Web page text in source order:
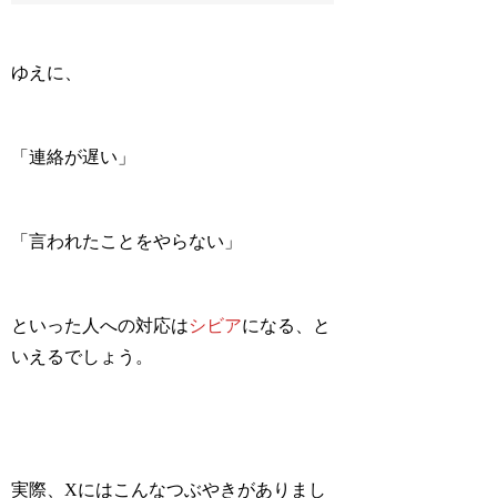
ゆえに、
「連絡が遅い」
「言われたことをやらない」
といった人への対応はシビアになる、と
いえるでしょう。
実際、Xにはこんなつぶやきがありまし